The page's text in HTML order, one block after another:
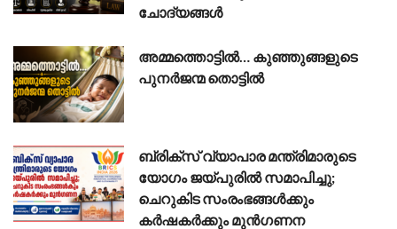
ചോദ്യങ്ങൾ
അമ്മത്തൊട്ടിൽ… കുഞ്ഞുങ്ങളുടെ
പുനർജന്മ തൊട്ടിൽ
ബ്രിക്സ് വ്യാപാര മന്ത്രിമാരുടെ
യോഗം ജയ്പുരിൽ സമാപിച്ചു;
ചെറുകിട സംരംഭങ്ങൾക്കും
കർഷകർക്കും മുൻഗണന